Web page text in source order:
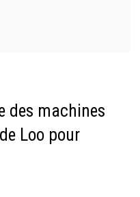
des machines
Loo pour